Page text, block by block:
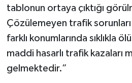
tablonun ortaya çıktığı
Çözülemeyen trafik
farklı konumlarında sıklıkla
maddi hasarlı trafik kazaları
gelmektedir.”